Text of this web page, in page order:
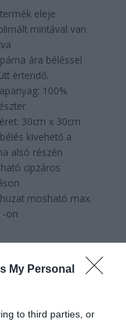
My Personal
to third parties, or
eleje
mintával van
ára béléssel
értendő.
100%
30cm x 30cm
kivehető a
alsó részén
cipzáros
mosható max.
-on